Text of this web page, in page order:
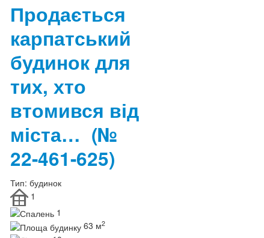
Продається
карпатський
будинок для
тих, хто
втомився від
міста… (№
22-461-625)
Тип: будинок
1
1
63 м2